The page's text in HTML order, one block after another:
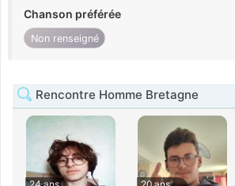
Chanson préférée
Non renseigné
Rencontre Homme Bretagne